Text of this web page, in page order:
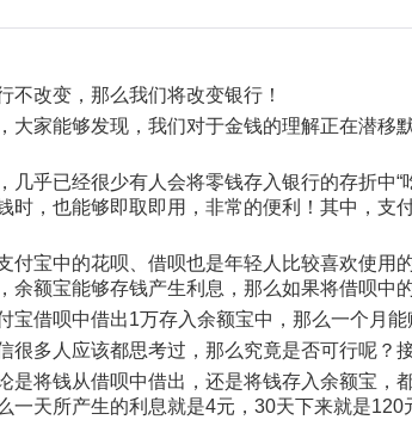
不改变，那么我们将改变银行！
大家能够发现，我们对于金钱的理解正在潜
几乎已经很少有人会将零钱存入银行的存折中
时，也能够即取即用，非常的便利！其中，支
付宝中的花呗、借呗也是年轻人比较喜欢使
余额宝能够存钱产生利息，那么如果将借呗中
宝借呗中借出1万存入余额宝中，那么一个月
很多人应该都思考过，那么究竟是否可行呢？
是将钱从借呗中借出，还是将钱存入余额宝
一天所产生的利息就是4元，30天下来就是